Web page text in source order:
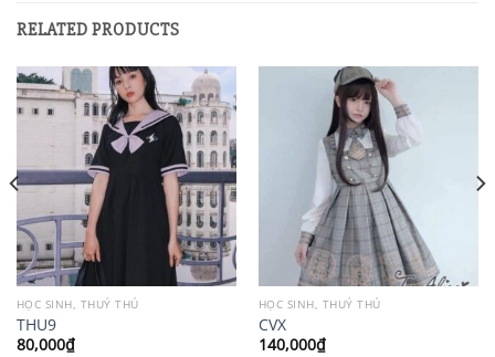
RELATED PRODUCTS
HỌC SINH, THUỶ THỦ
THU9
80,000₫
HỌC SINH, THUỶ THỦ
CVX
140,000₫